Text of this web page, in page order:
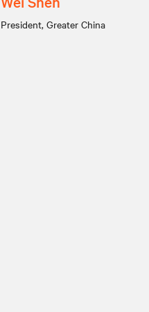
President, Greater China